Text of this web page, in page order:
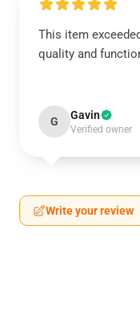
This item
quality and
G Gavin
Verified owner
Write your review